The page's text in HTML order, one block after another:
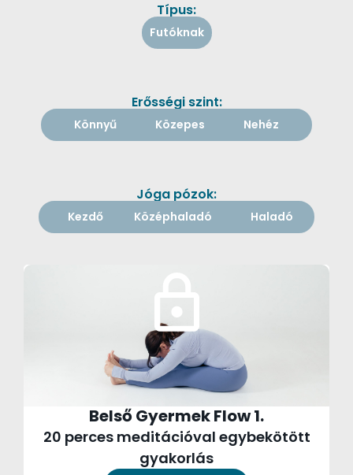
Típus:
Futóknak
Erősségi szint:
Könnyű Közepes Nehéz
Jóga pózok:
Haladó
Kezdő Középhaladó
Belső Gyermek Flow 1.
20 perces meditációval egybekötött
gyakorlás